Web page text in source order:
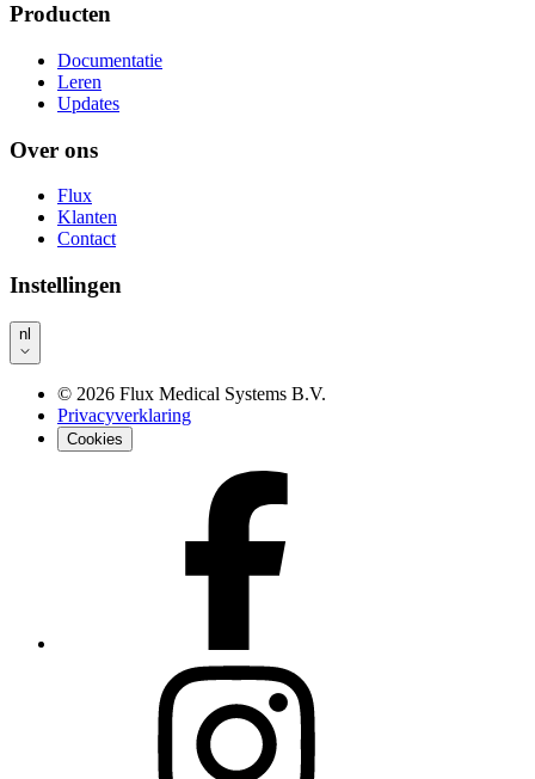
Producten
Documentatie
Leren
Updates
Over ons
Flux
Klanten
Contact
Instellingen
nl
© 2026 Flux Medical Systems B.V.
Privacyverklaring
Cookies